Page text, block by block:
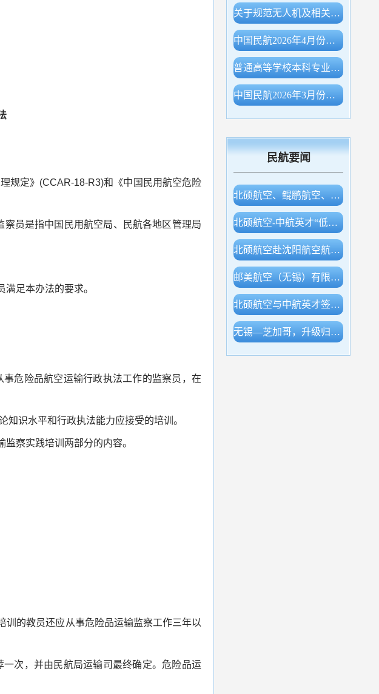
关于规范无人机及相关物项出口申报的公告（海关总署公告2026年第78号）
中国民航2026年4月份主要生产指标统计
普通高等学校本科专业目录（2026年）
中国民航2026年3月份主要生产指标统计
民航要闻
北硕航空、鲲鹏航空、白鲸航线签约，开展低空产业合作
北硕航空-中航英才“低空经济专业实验室”等同期揭牌
北硕航空赴沈阳航空航天大学调研交流
邮美航空（无锡）有限公司成立！
北硕航空与中航英才签约，开展低空领域多层合作
无锡—芝加哥，升级归来！
规定》(CCAR-18-R3)和《中国民用航空危险
员是指中国民用航空局、民航各地区管理局
足本办法的要求。
危险品航空运输行政执法工作的监察员，在
识水平和行政执法能力应接受的培训。
察实践培训两部分的内容。
训的教员还应从事危险品运输监察工作三年以
次，并由民航局运输司最终确定。危险品运